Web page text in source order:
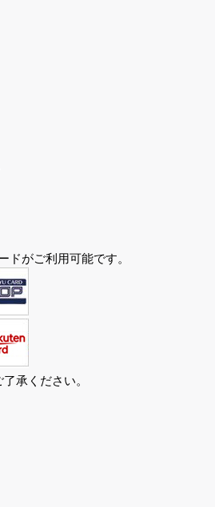
ドがご利用可能です。
承ください。